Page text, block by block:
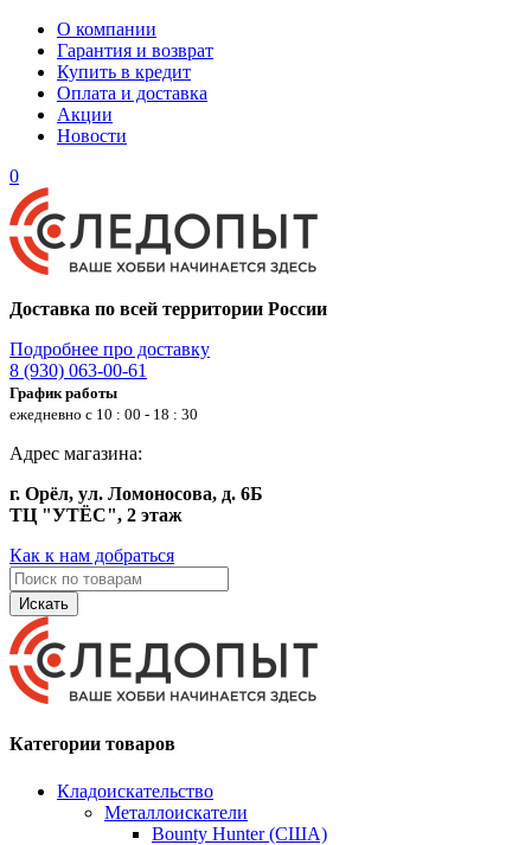
О компании
Гарантия и возврат
Купить в кредит
Оплата и доставка
Акции
Новости
0
Доставка по всей территории России
Подробнее про доставку
8 (930) 063-00-61
График работы
ежедневно с 10 : 00 - 18 : 30
Адрес магазина:
г. Орёл, ул. Ломоносова, д. 6Б
ТЦ "УТЁС", 2 этаж
Как к нам добраться
Искать
Категории товаров
Кладоискательство
Металлоискатели
Bounty Hunter (США)